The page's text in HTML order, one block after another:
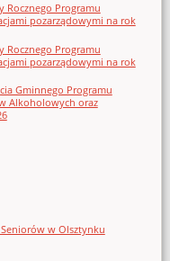
Rocznego Programu
pozarządowymi na rok
Rocznego Programu
pozarządowymi na rok
Gminnego Programu
Alkoholowych oraz
w Olsztynku